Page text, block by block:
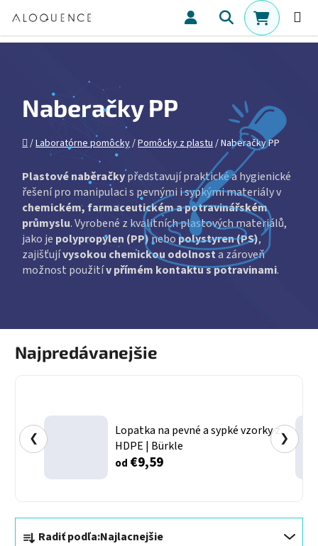
Hľadať
Naberačky PP
Domov
/Laboratórne pomôcky/Pomôcky z plastu /Naberačky PP
Plastové naběračkypředstavují praktické a hygienické
řešení pro manipulaci s pevnými i sypkými materiály v
chemickém, farmaceutickém a potravinářském
průmyslu. Vyrobené z kvalitních plastových materiálů,
jako je polypropylen (PP)nebopolystyren (PS),
zajišťujívysokou chemickou odolnosta zároveň
možnost použitív přímém kontaktu s potravinami.
Najpredávanejšie
Lopatka na pevné a sypké vzorky z
HDPE | Bürkle
od €9,59
❮ ❯
Radiť podľa:Najlacnejšie